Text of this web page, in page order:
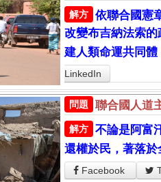
解方
依聯合國憲
改變布吉納法索
建人類命運共同體
LinkedIn
問題 聯合國人道
解方
不論是阿富
還權於民，著落於
Facebook